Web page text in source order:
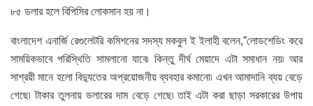
৮৫ ডলার হলে বিপিসির লোকসান হয় না।
বাংলাদেশ এনার্জি রেগুলেটরি কমিশনের সদস্য মকবুল ই ইলাহী বলেন,”লোডশেডিং করে
সাময়িকভাবে পরিস্থিতি সামলানো যাবে৷ কিন্তু দীর্ঘ মেয়াদে এটা সমাধান নয়৷ আর
সাশ্রয়ী মানে হলো বিদ্যুতের অপ্রয়োজনীয় ব্যবহার কমানো৷ এখন আমাদানি ব্যয় বেড়ে
গেছে৷ টাকার তুলনায় ডলারের দাম বেড়ে গেছে৷ তাই এটা করা ছাড়া সরকারের উপায়